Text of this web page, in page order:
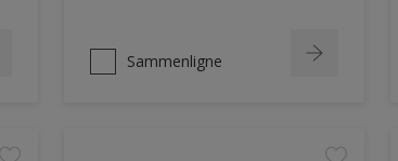
Sammenligne